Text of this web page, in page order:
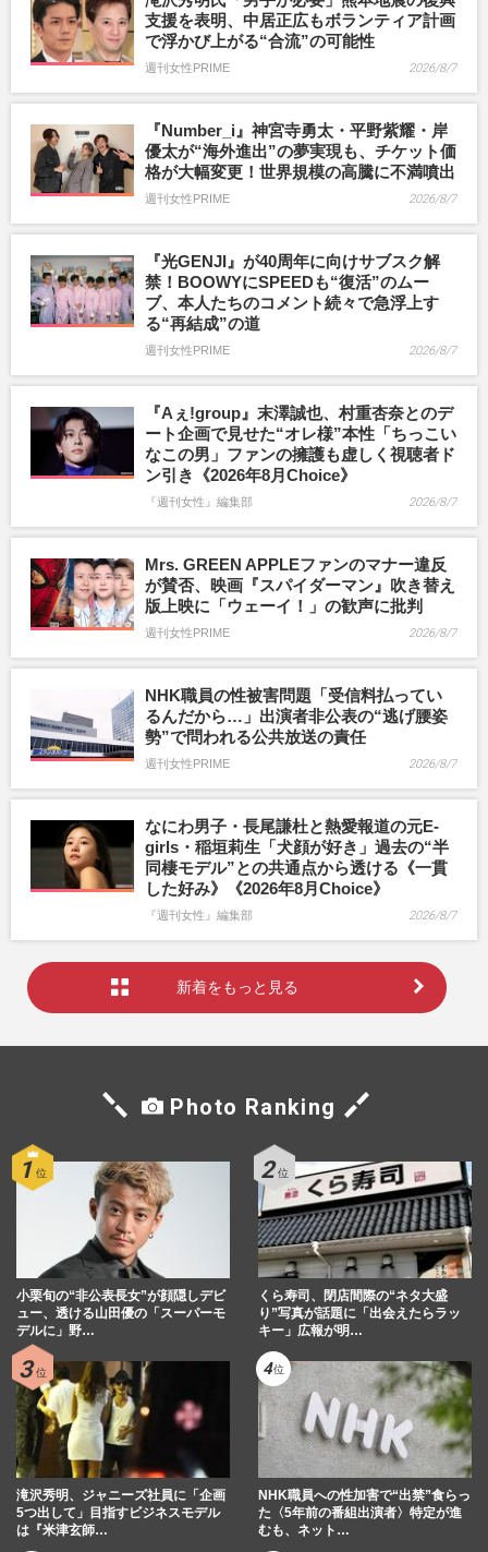
支援を表明、中居正広もボランティア計画
で浮かび上がる“合流”の可能性
週刊女性PRIME 2026/8/7
『Number_i』神宮寺勇太・平野紫耀・岸
優太が“海外進出”の夢実現も、チケット価
格が大幅変更！世界規模の高騰に不満噴出
週刊女性PRIME 2026/8/7
『光GENJI』が40周年に向けサブスク解
禁！BOOWYにSPEEDも“復活”のムー
ブ、本人たちのコメント続々で急浮上す
る“再結成”の道
週刊女性PRIME 2026/8/7
『Aぇ!group』末澤誠也、村重杏奈とのデ
ート企画で見せた“オレ様”本性「ちっこい
なこの男」ファンの擁護も虚しく視聴者ド
ン引き《2026年8月Choice》
『週刊女性』編集部 2026/8/7
Mrs. GREEN APPLEファンのマナー違反
が賛否、映画『スパイダーマン』吹き替え
版上映に「ウェーイ！」の歓声に批判
週刊女性PRIME 2026/8/7
NHK職員の性被害問題「受信料払ってい
るんだから…」出演者非公表の“逃げ腰姿
勢”で問われる公共放送の責任
週刊女性PRIME 2026/8/7
なにわ男子・長尾謙杜と熱愛報道の元E-
girls・稲垣莉生「犬顔が好き」過去の“半
同棲モデル”との共通点から透ける《一貫
した好み》《2026年8月Choice》
『週刊女性』編集部 2026/8/7
新着をもっと見る
Photo Ranking
小栗旬の“非公表長女”が顔隠しデビ
ュー、透ける山田優の「スーパーモ
デルに」野…
くら寿司、閉店間際の“ネタ大盛
り”写真が話題に「出会えたらラッ
キー」広報が明…
滝沢秀明、ジャニーズ社員に「企画
5つ出して」目指すビジネスモデル
は『米津玄師…
NHK職員への性加害で“出禁”食らっ
た〈5年前の番組出演者〉特定が進
むも、ネット…